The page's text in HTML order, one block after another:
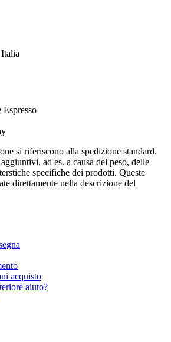
si riferiscono alla spedizione standard.
ad es. a causa del peso, delle
specifiche dei prodotti. Queste
direttamente nella descrizione del
acquisto
aiuto?